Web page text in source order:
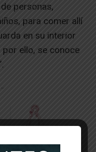
personas,
para comer allí
en su interior
ello, se conoce